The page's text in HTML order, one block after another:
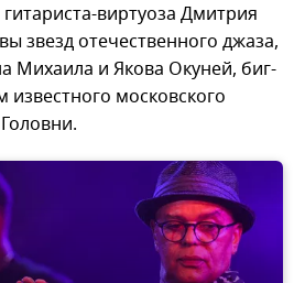
виртуоза Дмитрия
звезд отечественного джаза,
Михаила и Якова Окуней, биг-
московского